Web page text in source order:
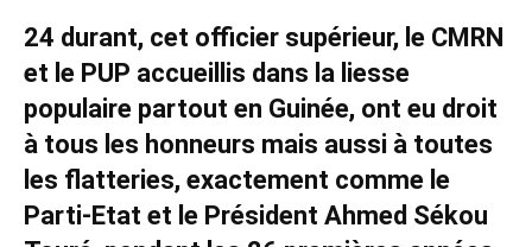
24 durant, cet officier supérieur, le CMRN
et le PUP accueillis dans la liesse
populaire partout en Guinée, ont eu droit
à tous les honneurs mais aussi à toutes
les flatteries, exactement comme le
Parti-Etat et le Président Ahmed Sékou